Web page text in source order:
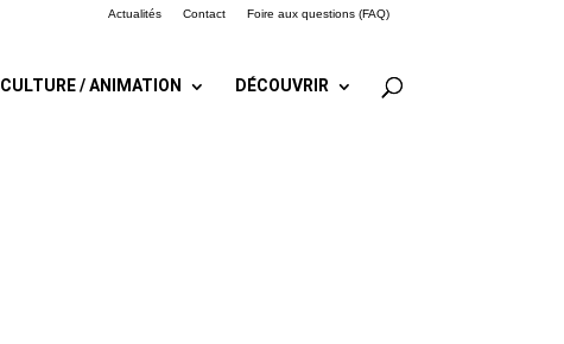
Actualités Contact Foire aux questions (FAQ)
CULTURE / ANIMATION DÉCOUVRIR